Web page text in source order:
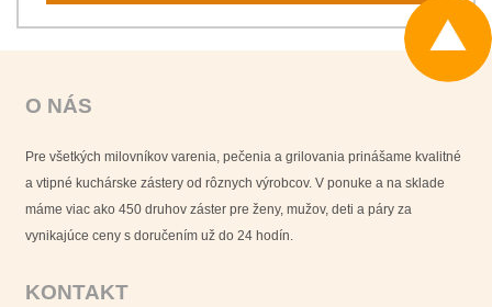
O NÁS
Pre všetkých milovníkov varenia, pečenia a grilovania prinášame kvalitné
a vtipné kuchárske zástery od rôznych výrobcov. V ponuke a na sklade
máme viac ako 450 druhov záster pre ženy, mužov, deti a páry za
vynikajúce ceny s doručením už do 24 hodín.
KONTAKT